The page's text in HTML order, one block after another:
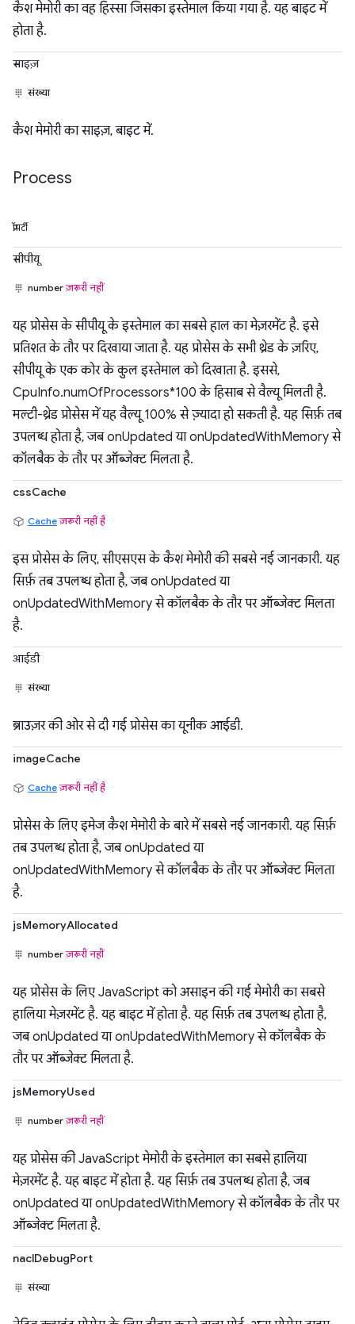
कैश मेमोरी का वह हिस्सा जिसका इस्तेमाल किया गया है. यह बाइट में
होता है.
साइज़
संख्या
कैश मेमोरी का साइज़, बाइट में.
Process
प्रॉपर्टी
सीपीयू
numberज़रूरी नहीं
यह प्रोसेस के सीपीयू के इस्तेमाल का सबसे हाल का मेज़रमेंट है. इसे
प्रतिशत के तौर पर दिखाया जाता है. यह प्रोसेस के सभी थ्रेड के ज़रिए,
सीपीयू के एक कोर के कुल इस्तेमाल को दिखाता है. इससे,
CpuInfo.numOfProcessors*100 के हिसाब से वैल्यू मिलती है.
मल्टी-थ्रेड प्रोसेस में यह वैल्यू 100% से ज़्यादा हो सकती है. यह सिर्फ़ तब
उपलब्ध होता है, जब onUpdated या onUpdatedWithMemory से
कॉलबैक के तौर पर ऑब्जेक्ट मिलता है.
cssCache
Cache ज़रूरी नहीं है
इस प्रोसेस के लिए, सीएसएस के कैश मेमोरी की सबसे नई जानकारी. यह
सिर्फ़ तब उपलब्ध होता है, जब onUpdated या
onUpdatedWithMemory से कॉलबैक के तौर पर ऑब्जेक्ट मिलता
है.
आईडी
संख्या
ब्राउज़र की ओर से दी गई प्रोसेस का यूनीक आईडी.
imageCache
Cache ज़रूरी नहीं है
प्रोसेस के लिए इमेज कैश मेमोरी के बारे में सबसे नई जानकारी. यह सिर्फ़
तब उपलब्ध होता है, जब onUpdated या
onUpdatedWithMemory से कॉलबैक के तौर पर ऑब्जेक्ट मिलता
है.
jsMemoryAllocated
numberज़रूरी नहीं
यह प्रोसेस के लिए JavaScript को असाइन की गई मेमोरी का सबसे
हालिया मेज़रमेंट है. यह बाइट में होता है. यह सिर्फ़ तब उपलब्ध होता है,
जब onUpdated या onUpdatedWithMemory से कॉलबैक के
तौर पर ऑब्जेक्ट मिलता है.
jsMemoryUsed
numberज़रूरी नहीं
यह प्रोसेस की JavaScript मेमोरी के इस्तेमाल का सबसे हालिया
मेज़रमेंट है. यह बाइट में होता है. यह सिर्फ़ तब उपलब्ध होता है, जब
onUpdated या onUpdatedWithMemory से कॉलबैक के तौर पर
ऑब्जेक्ट मिलता है.
naclDebugPort
संख्या